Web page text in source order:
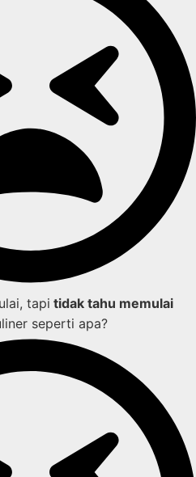
tapi tidak tahu memulai
seperti apa?